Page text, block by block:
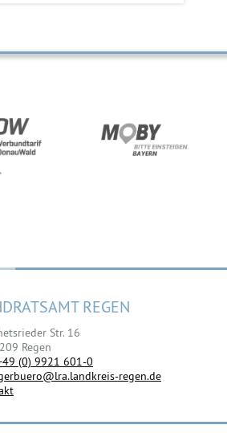
REGEN
Str. 16
Regen
(0) 9921 601-0
regen.de